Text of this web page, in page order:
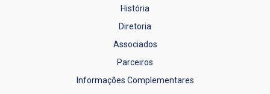
História
Diretoria
Associados
Parceiros
Informações Complementares